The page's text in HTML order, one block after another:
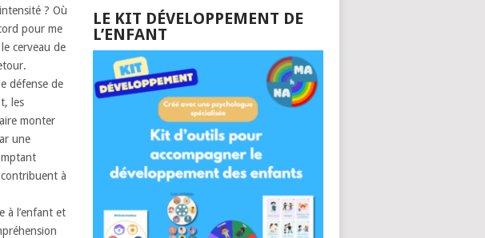
? Où
pour me
cerveau de
défense de
les
monter
une
à
à l’enfant et
LE KIT DÉVELOPPEMENT DE
L’ENFANT